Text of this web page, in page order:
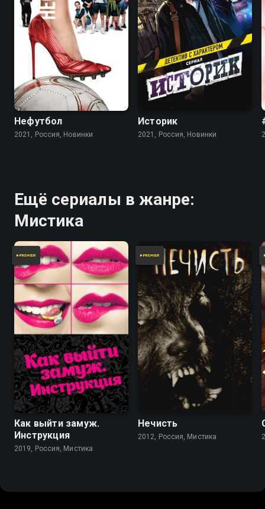
Нефутбол
2021, Россия, Новинки
Историк
2021, Россия, Новинки
Ещё сериалы в жанре:
Мистика
Как выйти замуж.
Инструкция
2019, Россия, Мистика
Нечисть
2012, Россия, Мистика